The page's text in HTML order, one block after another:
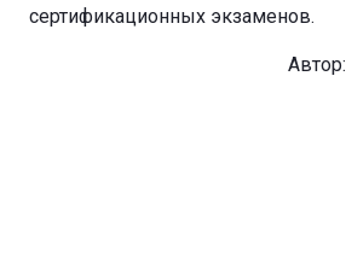
сертификационных экзаменов.
Автор: